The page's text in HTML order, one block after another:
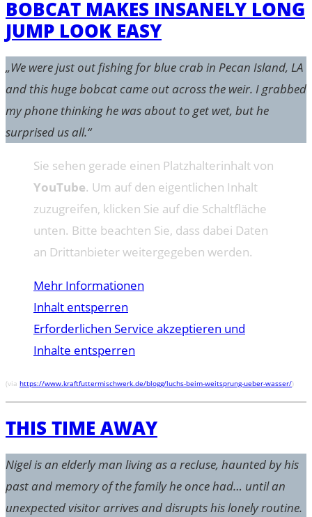
BOBCAT MAKES INSANELY LONG
JUMP LOOK EASY
„We were just out fishing for blue crab in Pecan Island, LA
and this huge bobcat came out across the weir. I grabbed
my phone thinking he was about to get wet, but he
surprised us all.“
Sie sehen gerade einen Platzhalterinhalt von
YouTube. Um auf den eigentlichen Inhalt
zuzugreifen, klicken Sie auf die Schaltfläche
unten. Bitte beachten Sie, dass dabei Daten
an Drittanbieter weitergegeben werden.
Mehr Informationen
Inhalt entsperren
Erforderlichen Service akzeptieren und
Inhalte entsperren
(via https://www.kraftfuttermischwerk.de/blogg/luchs-beim-weitsprung-ueber-wasser/)
THIS TIME AWAY
Nigel is an elderly man living as a recluse, haunted by his
past and memory of the family he once had… until an
unexpected visitor arrives and disrupts his lonely routine.